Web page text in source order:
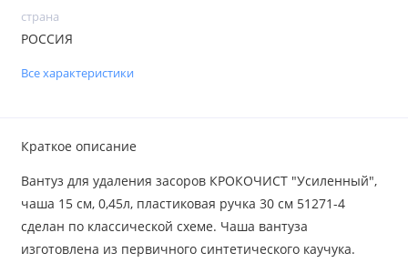
страна
РОССИЯ
Все характеристики
Краткое описание
Вантуз для удаления засоров КРОКОЧИСТ "Усиленный",
чаша 15 см, 0,45л, пластиковая ручка 30 см 51271-4
сделан по классической схеме. Чаша вантуза
изготовлена из первичного синтетического каучука.